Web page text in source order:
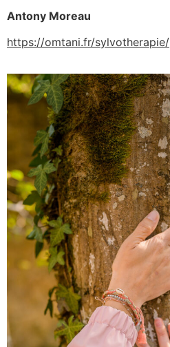
Antony Moreau
https://omtani.fr/sylvotherapie/